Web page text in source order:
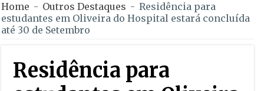
Home - Outros Destaques - Residência para
estudantes em Oliveira do Hospital estará concluída
até 30 de Setembro
Residência para